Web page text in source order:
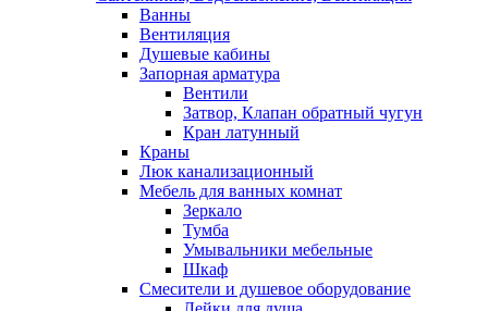
Ванны
Вентиляция
Душевые кабины
Запорная арматура
Вентили
Затвор, Клапан обратный чугун
Кран латунный
Краны
Люк канализационный
Мебель для ванных комнат
Зеркало
Тумба
Умывальники мебельные
Шкаф
Смесители и душевое оборудование